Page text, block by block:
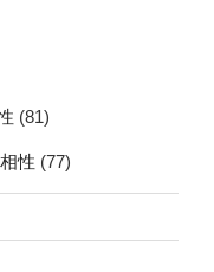
(81)
性 (77)